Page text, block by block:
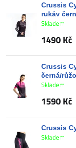
Crussis
rukáv
Skladem
1490 Kč
Crussis
černá/
Skladem
1590 Kč
Crussis
Skladem